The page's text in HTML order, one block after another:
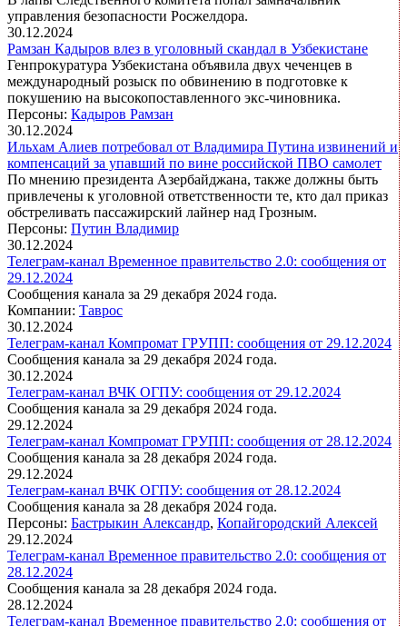
управления безопасности Росжелдора.
30.12.2024
Рамзан Кадыров влез в уголовный скандал в Узбекистане
Генпрокуратура Узбекистана объявила двух чеченцев в
международный розыск по обвинению в подготовке к
покушению на высокопоставленного экс-чиновника.
Персоны: Кадыров Рамзан
30.12.2024
Ильхам Алиев потребовал от Владимира Путина извинений и
компенсаций за упавший по вине российской ПВО самолет
По мнению президента Азербайджана, также должны быть
привлечены к уголовной ответственности те, кто дал приказ
обстреливать пассажирский лайнер над Грозным.
Персоны: Путин Владимир
30.12.2024
Телеграм-канал Временное правительство 2.0: сообщения от
29.12.2024
Сообщения канала за 29 декабря 2024 года.
Компании: Таврос
30.12.2024
Телеграм-канал Компромат ГРУПП: сообщения от 29.12.2024
Сообщения канала за 29 декабря 2024 года.
30.12.2024
Телеграм-канал ВЧК ОГПУ: сообщения от 29.12.2024
Сообщения канала за 29 декабря 2024 года.
29.12.2024
Телеграм-канал Компромат ГРУПП: сообщения от 28.12.2024
Сообщения канала за 28 декабря 2024 года.
29.12.2024
Телеграм-канал ВЧК ОГПУ: сообщения от 28.12.2024
Сообщения канала за 28 декабря 2024 года.
Персоны: Бастрыкин Александр, Копайгородский Алексей
29.12.2024
Телеграм-канал Временное правительство 2.0: сообщения от
28.12.2024
Сообщения канала за 28 декабря 2024 года.
28.12.2024
Телеграм-канал Временное правительство 2.0: сообщения от